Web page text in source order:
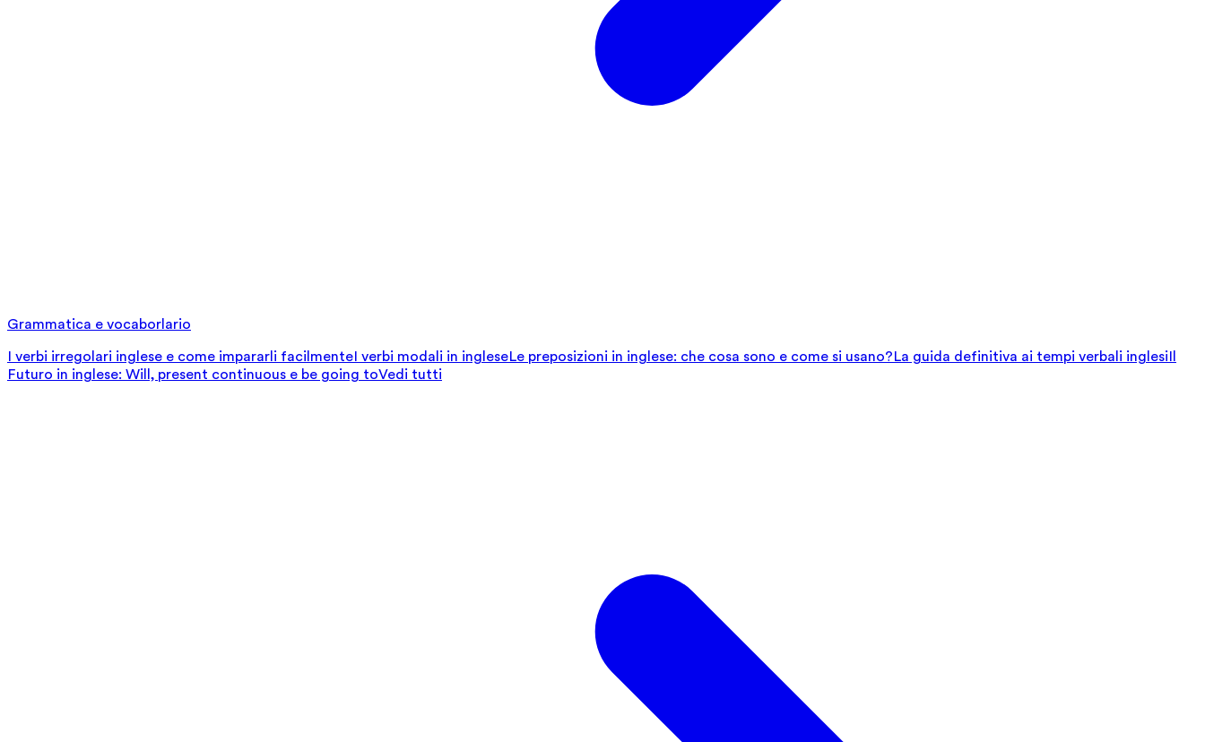
Grammatica e vocaborlario
I verbi irregolari inglese e come impararli facilmenteI verbi modali in ingleseLe preposizioni in inglese: che cosa sono e come si usano?La guida definitiva ai tempi verbali inglesiIl
Futuro in inglese: Will, present continuous e be going toVedi tutti